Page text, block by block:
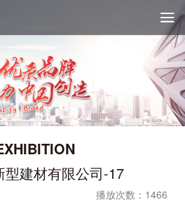

建材有限公司-17
播放次数：1466